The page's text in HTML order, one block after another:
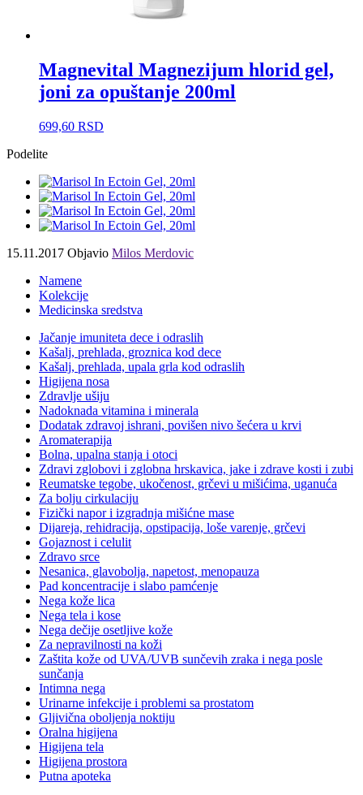
Magnevital Magnezijum hlorid gel,
joni za opuštanje 200ml
699,60 RSD
Podelite
15.11.2017 Objavio Milos Merdovic
Namene
Kolekcije
Medicinska sredstva
Jačanje imuniteta dece i odraslih
Kašalj, prehlada, groznica kod dece
Kašalj, prehlada, upala grla kod odraslih
Higijena nosa
Zdravlje ušiju
Nadoknada vitamina i minerala
Dodatak zdravoj ishrani, povišen nivo šećera u krvi
Aromaterapija
Bolna, upalna stanja i otoci
Zdravi zglobovi i zglobna hrskavica, jake i zdrave kosti i zubi
Reumatske tegobe, ukočenost, grčevi u mišićima, uganuća
Za bolju cirkulaciju
Fizički napor i izgradnja mišićne mase
Dijareja, rehidracija, opstipacija, loše varenje, grčevi
Gojaznost i celulit
Zdravo srce
Nesanica, glavobolja, napetost, menopauza
Pad koncentracije i slabo pamćenje
Nega kože lica
Nega tela i kose
Nega dečije osetljive kože
Za nepravilnosti na koži
Zaštita kože od UVA/UVB sunčevih zraka i nega posle
sunčanja
Intimna nega
Urinarne infekcije i problemi sa prostatom
Gljivična oboljenja noktiju
Oralna higijena
Higijena tela
Higijena prostora
Putna apoteka